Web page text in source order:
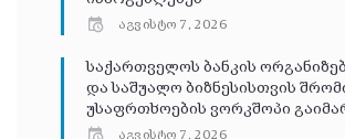
აგვისტო 7, 2026
საქართველოს ბანკის
და საშუალო ბიზნესისთვის
უსაფრთხოების ვორკშოპი
აგვისტო 7, 2026